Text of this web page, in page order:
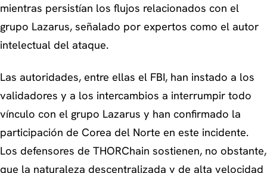
mientras persistían los flujos relacionados con el
grupo Lazarus, señalado por expertos como el autor
intelectual del ataque.
Las autoridades, entre ellas el FBI, han instado a los
validadores y a los intercambios a interrumpir todo
vínculo con el grupo Lazarus y han confirmado la
participación de Corea del Norte en este incidente.
Los defensores de THORChain sostienen, no obstante,
que la naturaleza descentralizada y de alta velocidad